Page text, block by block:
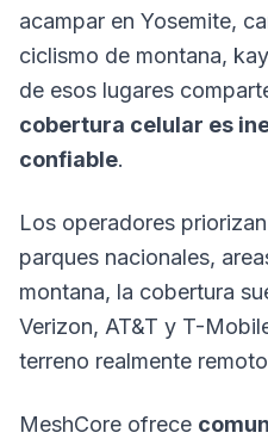
acampar en Yosemite,
ciclismo de montana,
de esos lugares
cobertura celular es
confiable.
Los operadores
parques nacionales,
montana, la cobertura
Verizon, AT&T y T-
terreno realmente
MeshCore ofrece